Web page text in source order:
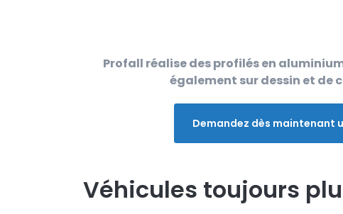
Profall réalise des profilés en
également sur dessin et de
Demandez dès maintenant
Véhicules toujours